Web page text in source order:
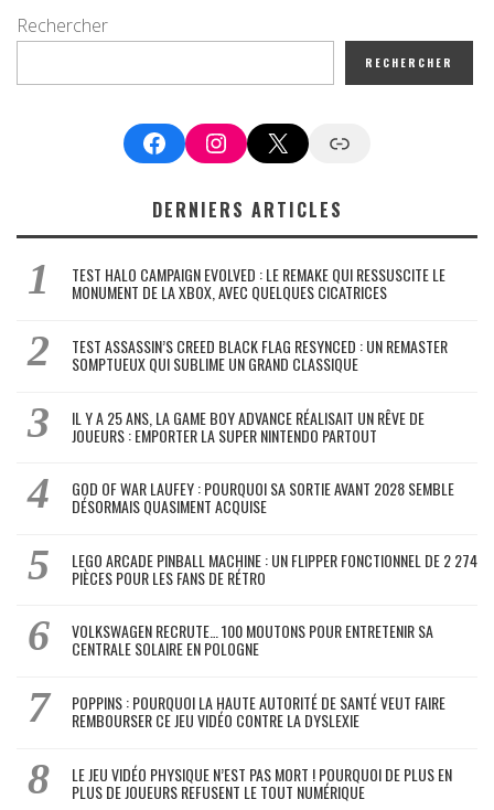
Rechercher
RECHERCHER
FacebookInstagram
X Google News
DERNIERS ARTICLES
TEST HALO CAMPAIGN EVOLVED : LE REMAKE QUI RESSUSCITE LE
MONUMENT DE LA XBOX, AVEC QUELQUES CICATRICES
TEST ASSASSIN’S CREED BLACK FLAG RESYNCED : UN REMASTER
SOMPTUEUX QUI SUBLIME UN GRAND CLASSIQUE
IL Y A 25 ANS, LA GAME BOY ADVANCE RÉALISAIT UN RÊVE DE
JOUEURS : EMPORTER LA SUPER NINTENDO PARTOUT
GOD OF WAR LAUFEY : POURQUOI SA SORTIE AVANT 2028 SEMBLE
DÉSORMAIS QUASIMENT ACQUISE
LEGO ARCADE PINBALL MACHINE : UN FLIPPER FONCTIONNEL DE 2 274
PIÈCES POUR LES FANS DE RÉTRO
VOLKSWAGEN RECRUTE… 100 MOUTONS POUR ENTRETENIR SA
CENTRALE SOLAIRE EN POLOGNE
POPPINS : POURQUOI LA HAUTE AUTORITÉ DE SANTÉ VEUT FAIRE
REMBOURSER CE JEU VIDÉO CONTRE LA DYSLEXIE
LE JEU VIDÉO PHYSIQUE N’EST PAS MORT ! POURQUOI DE PLUS EN
PLUS DE JOUEURS REFUSENT LE TOUT NUMÉRIQUE